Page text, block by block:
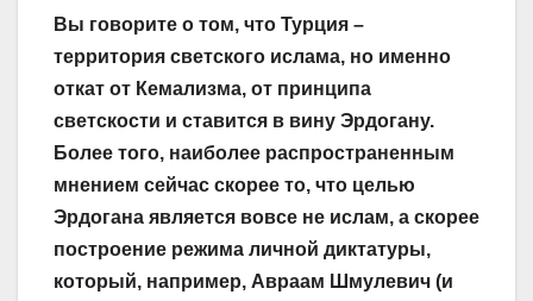
Вы говорите о том, что Турция –
территория светского ислама, но именно
откат от Кемализма, от принципа
светскости и ставится в вину Эрдогану.
Более того, наиболее распространенным
мнением сейчас скорее то, что целью
Эрдогана является вовсе не ислам, а скорее
построение режима личной диктатуры,
который, например, Авраам Шмулевич (и